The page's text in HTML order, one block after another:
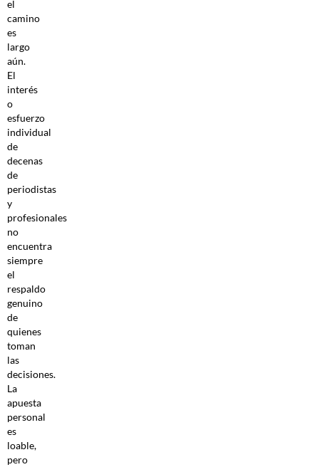
el
camino
es
largo
aún.
El
interés
o
esfuerzo
individual
de
decenas
de
periodistas
y
profesionales
no
encuentra
siempre
el
respaldo
genuino
de
quienes
toman
las
decisiones.
La
apuesta
personal
es
loable,
pero